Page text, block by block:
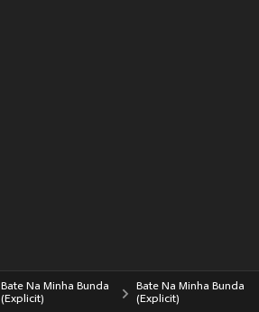
Bate Na Minha Bunda
(Explicit)
Bate Na Minha Bunda
(Explicit)